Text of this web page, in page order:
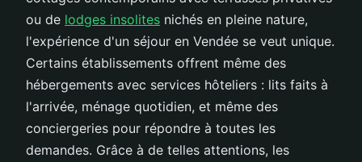
ou de lodges insolites nichés en pleine nature,
l'expérience d'un séjour en Vendée se veut unique.
Certains établissements offrent même des
hébergements avec services hôteliers : lits faits à
l'arrivée, ménage quotidien, et même des
conciergeries pour répondre à toutes les
demandes. Grâce à de telles attentions, les